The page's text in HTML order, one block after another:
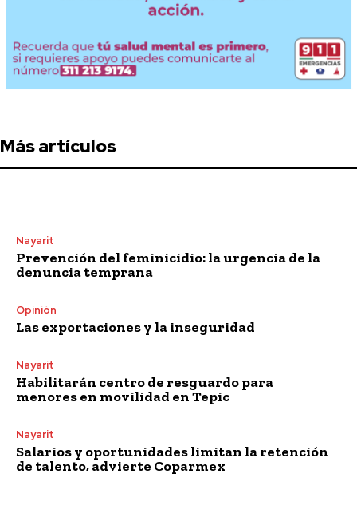
Más artículos
Nayarit
Prevención del feminicidio: la urgencia de la
denuncia temprana
Opinión
Las exportaciones y la inseguridad
Nayarit
Habilitarán centro de resguardo para
menores en movilidad en Tepic
Nayarit
Salarios y oportunidades limitan la retención
de talento, advierte Coparmex